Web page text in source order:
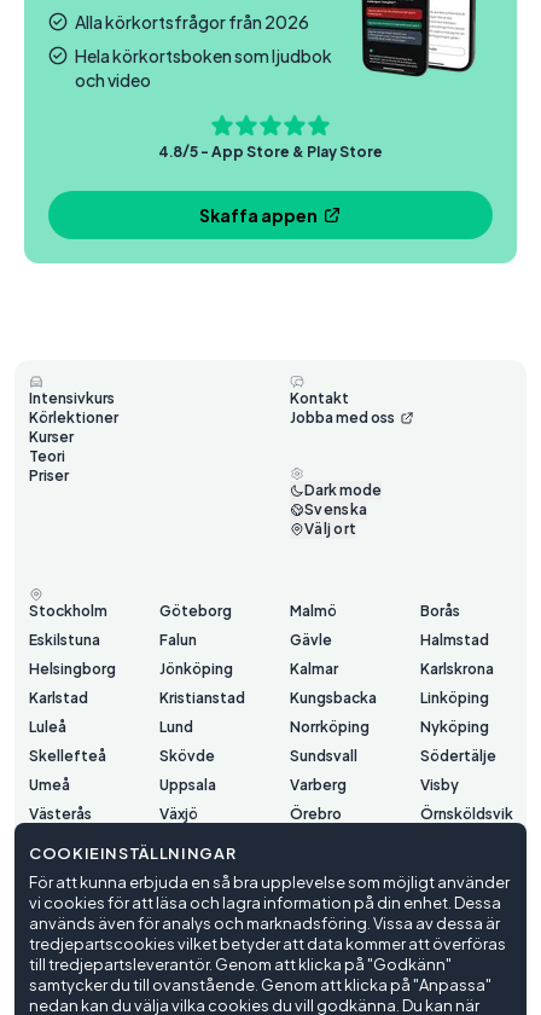
Alla körkortsfrågor från 2026
Hela körkortsboken som ljudbok
och video
4.8/5 - App Store & Play Store
Skaffa appen
Intensivkurs
Körlektioner
Kurser
Teori
Priser
Kontakt
Jobba med oss
Dark mode
Svenska
Välj ort
Stockholm Göteborg Malmö
Borås
Eskilstuna
Falun Gävle
Halmstad
Helsingborg
Jönköping Kalmar
Karlskrona
Karlstad
Kristianstad Kungsbacka
Linköping
Luleå
Lund Norrköping
Nyköping
Skellefteå
Skövde Sundsvall
Södertälje
Umeå
Uppsala Varberg
Visby
Västerås
Växjö Örebro
Örnsköldsvik
Användarvillkor
Integritetspolicy
Cookieinställningar
COOKIEINSTÄLLNINGAR
För att kunna erbjuda en så bra upplevelse som möjligt använder
vi cookies för att läsa och lagra information på din enhet. Dessa
används även för analys och marknadsföring. Vissa av dessa är
tredjepartscookies vilket betyder att data kommer att överföras
till tredjepartsleverantör. Genom att klicka på "Godkänn"
samtycker du till ovanstående. Genom att klicka på "Anpassa"
nedan kan du välja vilka cookies du vill godkänna. Du kan när
© Trafiko2026